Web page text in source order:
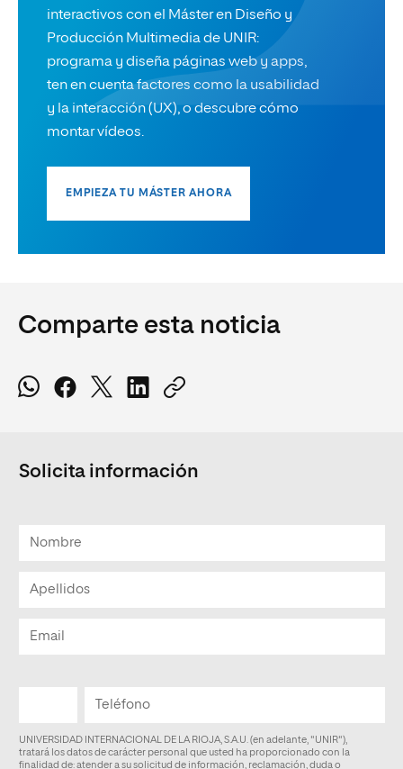
interactivos con el Máster en Diseño y
Producción Multimedia de UNIR:
programa y diseña páginas web y apps,
ten en cuenta factores como la usabilidad
y la interacción (UX), o descubre cómo
montar vídeos.
EMPIEZA TU MÁSTER AHORA
Comparte esta noticia
Solicita información